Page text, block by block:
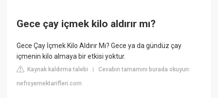
Gece çay içmek kilo aldırır mı?
Gece Çay İçmek Kilo Aldırır Mı? Gece ya da gündüz çay
içmenin kilo almaya bir etkisi yoktur.
Kaynak kaldırma talebi |Cevabın tamamını burada okuyun:
nefisyemektarifleri.com